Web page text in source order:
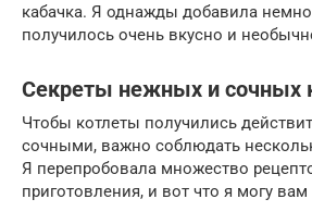
кабачка. Я однажды добавила
получилось очень вкусно и
Секреты нежных и сочных
Чтобы котлеты получились
сочными, важно соблюдать
Я перепробовала множество
приготовления, и вот что я могу